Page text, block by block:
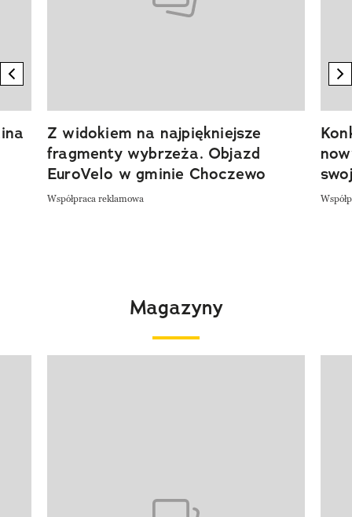
previous element
Z widokiem na najpiękniejsze
fragmenty wybrzeża. Objazd
EuroVelo w gminie Choczewo
Współpraca reklamowa
Magazyny